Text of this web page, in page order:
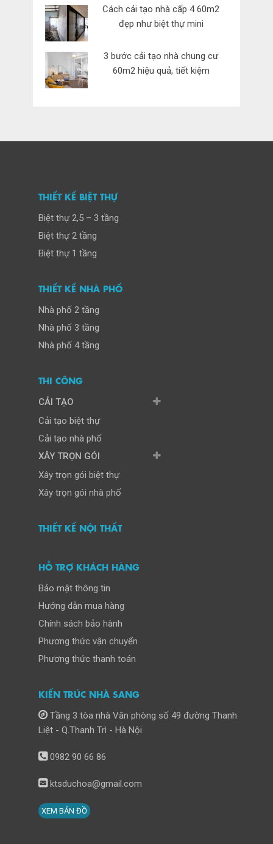
Cách cải tạo nhà cấp 4 60m2
đẹp như biệt thự mini
3 bước cải tạo nhà chung cư
60m2 hiệu quả, tiết kiệm
THIẾT KẾ BIỆT THỰ
Biệt thự 2,5 – 3 tầng
Biệt thự 2 tầng
Biệt thự 1 tầng
THIẾT KẾ NHÀ PHỐ
Nhà phố 2 tầng
Nhà phố 3 tầng
Nhà phố 4 tầng
THI CÔNG
CẢI TẠO
Cải tạo biệt thự
Cải tạo nhà phố
XÂY TRỌN GÓI
Xây trọn gói biệt thự
Xây trọn gói nhà phố
THIẾT KẾ NỘI THẤT
HỖ TRỢ KHÁCH HÀNG
Bảo mật thông tin
Hướng dẫn mua hàng
Chính sách bảo hành
Phương thức vận chuyển
Phương thức thanh toán
KIẾN TRÚC NHÀ SANG
Tầng 3 tòa nhà Văn phòng số 49 đường Thanh
Liệt - Q.Thanh Trì - Hà Nội
0982 90 66 86
ktsduchoa@gmail.com
XEM BẢN ĐỒ